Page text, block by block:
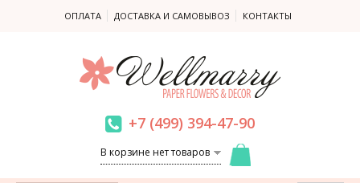
ОПЛАТА ДОСТАВКА И САМОВЫВОЗ КОНТАКТЫ
+7 (499) 394-47-90
В корзине нет товаров